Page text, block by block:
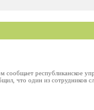
сообщает республиканское
что один из сотрудников